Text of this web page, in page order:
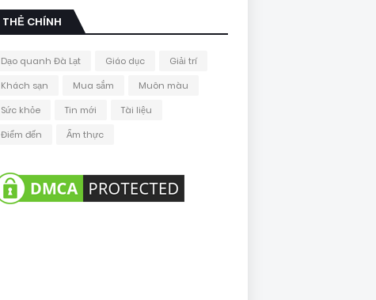
THẺ CHÍNH
Dạo quanh Đà Lạt Giáo dục
Giải trí
Khách sạn
Mua sắm
Muôn màu
Sức khỏe
Tin mới
Tài liệu
Điểm đến
Ẩm thực